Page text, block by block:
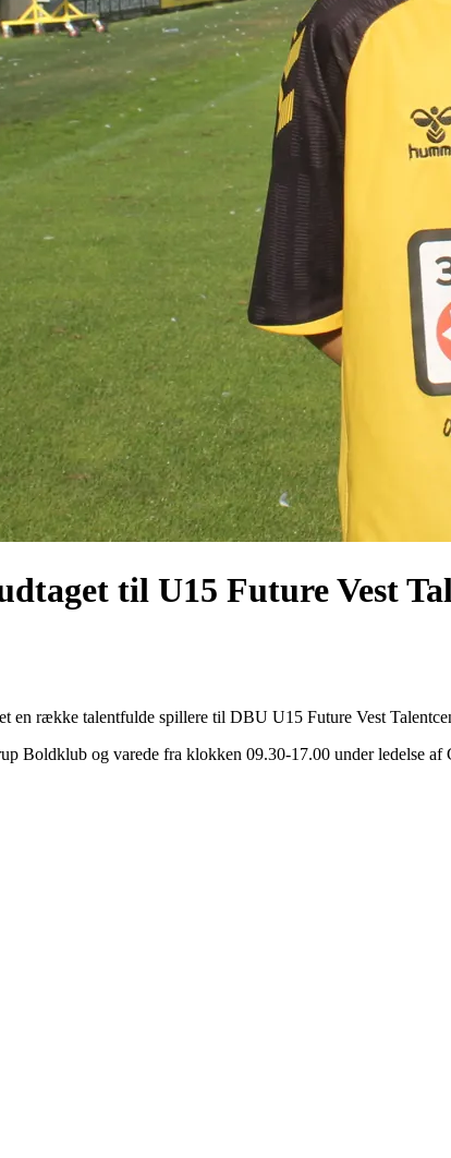
til U15 Future Vest
en række talentfulde spillere til DBU U15 Future Vest
Boldklub og varede fra klokken 09.30-17.00 under ledelse af